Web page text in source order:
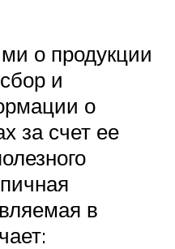
о продукции
и
о
за счет ее
в